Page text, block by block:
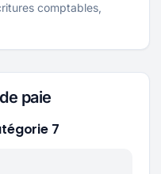
comptables,
paie
7